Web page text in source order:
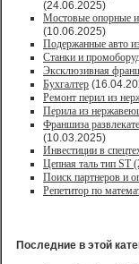
(24.06.2025)
Мостовые опорные
(10.06.2025)
Подержанные авто
Станки и
Эксклюзивная
Бухгалтер
Ремонт перил из
Перила из
Франшиза
(10.03.2025)
Инвестиции в
Цепная таль тип ST
Поиск партнеров и
Репетитор по
Последние в этой